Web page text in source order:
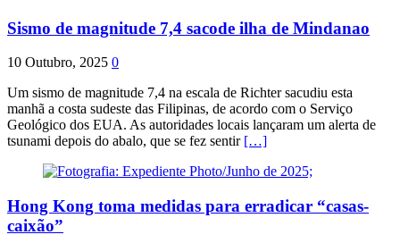
Sismo de magnitude 7,4 sacode ilha de Mindanao
10 Outubro, 2025 0
Um sismo de magnitude 7,4 na escala de Richter sacudiu esta
manhã a costa sudeste das Filipinas, de acordo com o Serviço
Geológico dos EUA. As autoridades locais lançaram um alerta de
tsunami depois do abalo, que se fez sentir […]
Hong Kong toma medidas para erradicar “casas-
caixão”